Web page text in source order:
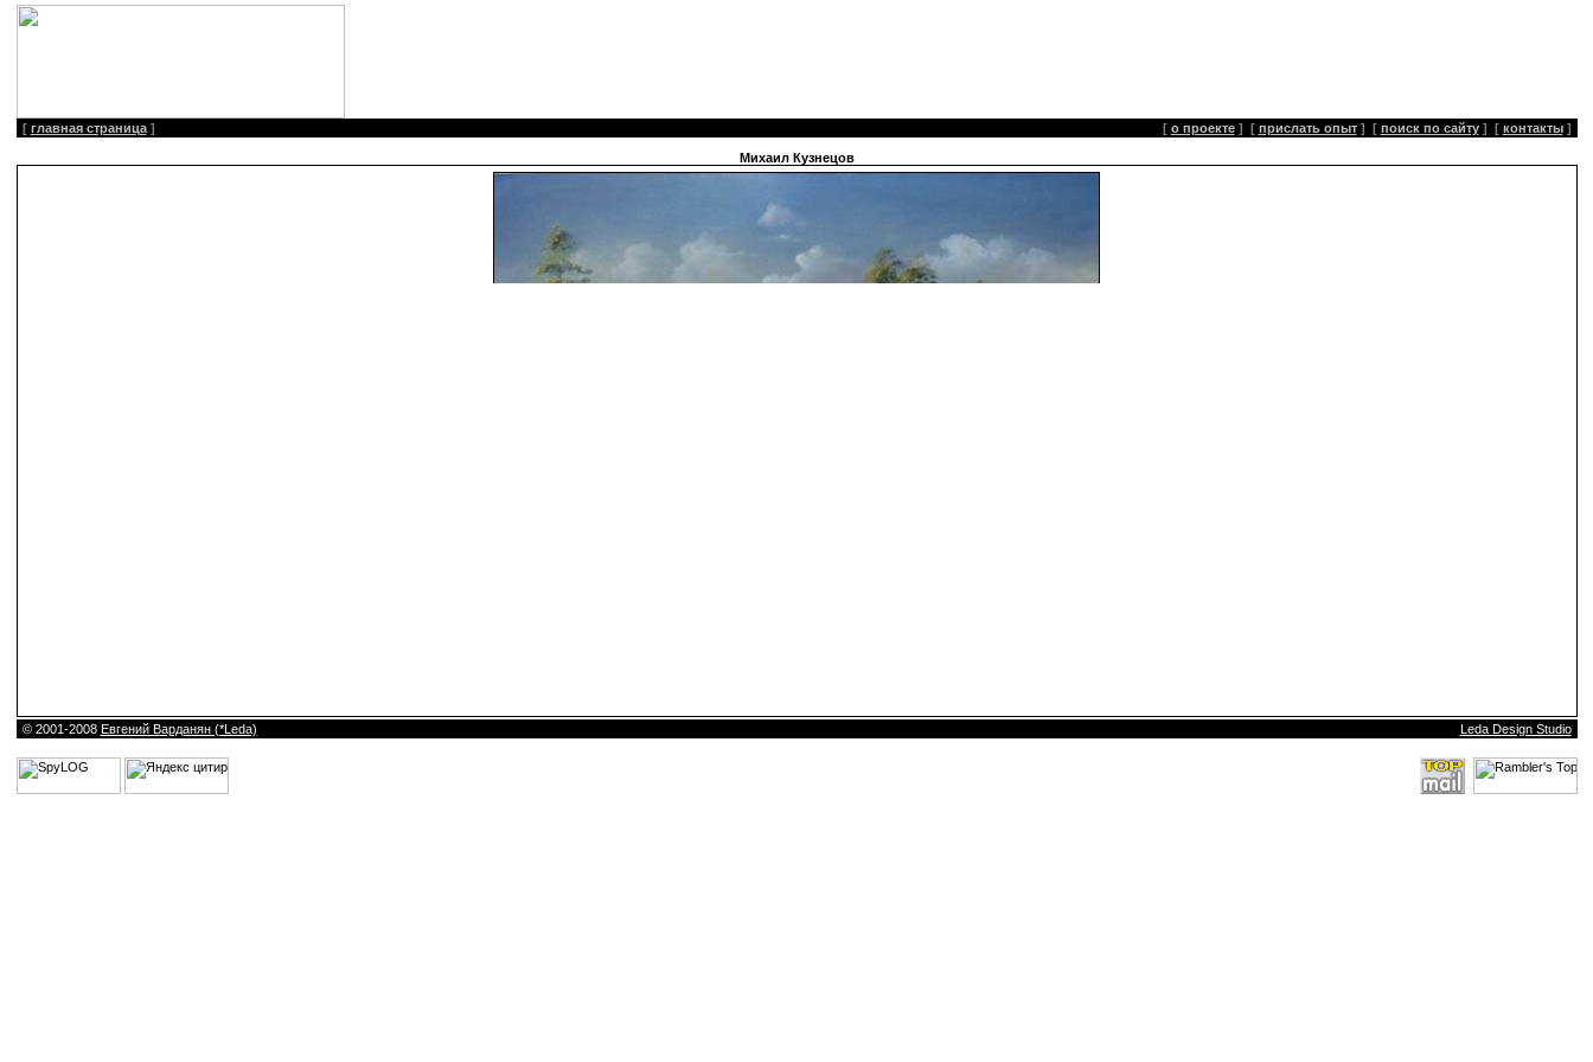
[ главная страница ] [ о проекте ] [ прислать опыт ] [ поиск по сайту ] [ контакты ]
Михаил Кузнецов
© 2001-2008 Евгений Варданян (*Leda) Leda Design Studio